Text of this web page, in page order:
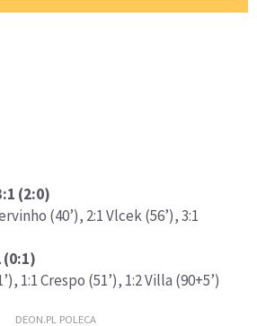
(2:0)
(40’), 2:1 Vlcek (56’), 3:1
(0:1)
1:1 Crespo (51’), 1:2 Villa (90+5’)
DEON.PL POLECA